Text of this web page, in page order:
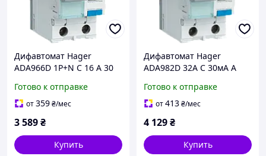
Дифавтомат Hager
ADA966D 1P+N C 16 А 30
Готово к отправке
от359₴/мес
3 589₴
Купить
Дифавтомат Hager
ADA982D 32А C 30мА A
Готово к отправке
от413₴/мес
4 129₴
Купить